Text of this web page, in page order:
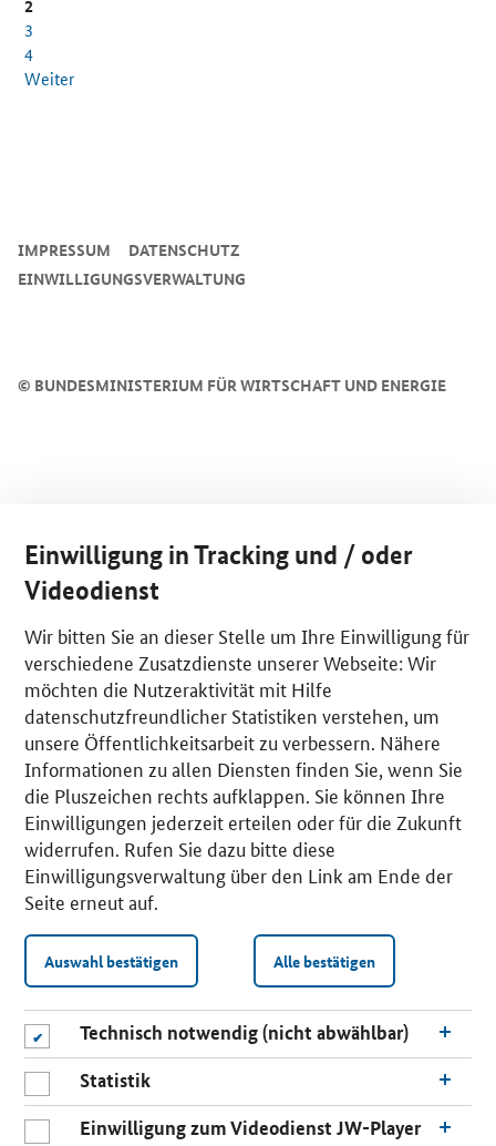
2
3
4
Weiter
© BUNDESMINISTERIUM FÜR WIRTSCHAFT UND ENERGIE
IMPRESSUM
DATENSCHUTZ
EINWILLIGUNGSVERWALTUNG
Einwilligung in Tracking und / oder
Videodienst
Wir bitten Sie an dieser Stelle um Ihre Einwilligung für
verschiedene Zusatzdienste unserer Webseite: Wir
möchten die Nutzeraktivität mit Hilfe
datenschutzfreundlicher Statistiken verstehen, um
unsere Öffentlichkeitsarbeit zu verbessern. Nähere
Informationen zu allen Diensten finden Sie, wenn Sie
die Pluszeichen rechts aufklappen. Sie können Ihre
Einwilligungen jederzeit erteilen oder für die Zukunft
widerrufen. Rufen Sie dazu bitte diese
Einwilligungsverwaltung über den Link am Ende der
Seite erneut auf.
Auswahl bestätigen Alle bestätigen
Technisch notwendig (nicht abwählbar)
Statistik
Einwilligung zum Videodienst JW-Player